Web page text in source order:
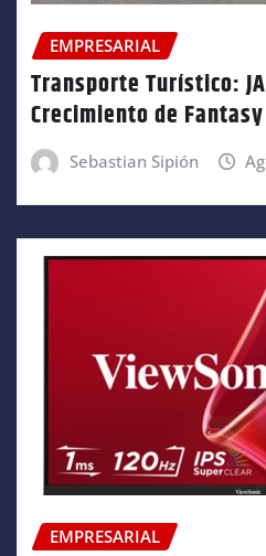
EMPRESARIAL
Transporte Turístico:
Crecimiento de
Sebastian Sipión
EMPRESARIAL